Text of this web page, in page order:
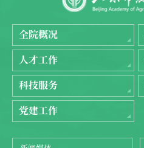
全院概况
人才工作
科技服务
党建工作